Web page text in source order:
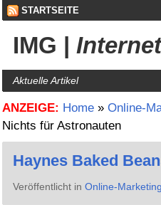
STARTSEITE
IMG |
Aktuelle Artikel
ANZEIGE: Home» Online-
Nichts für Astronauten
Haynes Baked
Veröffentlicht in Online-Marketing